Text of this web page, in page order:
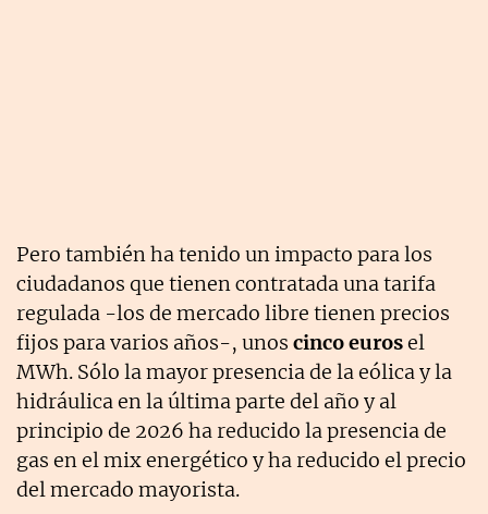
Pero también ha tenido un impacto para los
ciudadanos que tienen contratada una tarifa
regulada -los de mercado libre tienen precios
fijos para varios años-, unos cinco eurosel
MWh. Sólo la mayor presencia de la eólica y la
hidráulica en la última parte del año y al
principio de 2026 ha reducido la presencia de
gas en el mix energético y ha reducido el precio
del mercado mayorista.